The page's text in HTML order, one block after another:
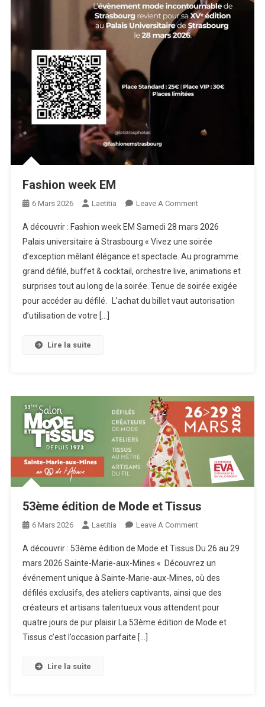
Fashion week EM
6 Mars 2026 Laetitia Leave A CommentOn
Week
EM
A découvrir : Fashion week EM Samedi 28 mars 2026
Palais universitaire à Strasbourg « Vivez une soirée
d’exception mêlant élégance et spectacle. Au programme :
grand défilé, buffet & cocktail, orchestre live, animations et
surprises tout au long de la soirée. Tenue de soirée exigée
pour accéder au défilé. L’achat du billet vaut autorisation
d’utilisation de votre […]
Lire la suite
53ème édition de Mode et Tissus
6 Mars 2026 Laetitia Leave A CommentOn
Édition
De
Mode
Et
Tissus
A découvrir : 53ème édition de Mode et Tissus Du 26 au 29
mars 2026 Sainte-Marie-aux-Mines « Découvrez un
événement unique à Sainte-Marie-aux-Mines, où des
défilés exclusifs, des ateliers captivants, ainsi que des
créateurs et artisans talentueux vous attendent pour
quatre jours de pur plaisir La 53ème édition de Mode et
Tissus c’est l’occasion parfaite […]
Lire la suite